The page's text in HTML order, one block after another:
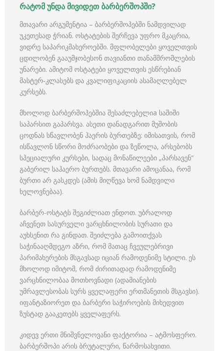
რატომ უნდა მივიდეთ ბარბერშოპში?
მთავარი არგუმენტია – ბარბერშოპებში ნამდვილად
უკეთესად ჭრიან. ოსტატების შერჩევა უფრო მკაცრია,
ვიდრე საპარიკმახეროებში. მფლობელები ყოველთვის
ცდილობენ გააუმჯობესონ თავიანთი თანამშრომლების
უნარები. ამიტომ ოსტატები ყოველთვის ესწრებიან
მასტერ-კლასებს და კვალიფიკაციის ასამაღლებელ
კურსებს.
მხოლოდ ბარბერშოპებშია შესაძლებელიa საშიში
საპარსით გაპარსვა. ასეთი დანადგარით მუშობის
ცოდნას სწავლობენ ჰაერის ბურთებზე: იმისათვის, რომ
ისწავლონ სწორი მოძრაობები და ზეწოლა, არსებობს
სპეციალური კურსები, სადაც მონაწილეები „პარსავენ“
გაბერილ საჰაერო ბურთებს. მთავარი ამოცანაა, რომ
ბურთი არ გასკდეს (ამის მიღწევა ხომ ნამდვილი
ხელოვნებაა).
ბარბერ-ოსტატს შეგიძლიათ ენდოთ. უბრალოდ
აჩვენეთ სასურველი ვარცხნილობის სურათი და
აუხსენით რა გინდათ. შეიძლება გამოითქვას
საჭინააღმდეგო აზრი, რომ მათაც ჩვეულებრივი
პარიმახერების მსგავსად იციან რამოდენიმე სტილი. ეს
მხოლოდ იმიტომ, რომ ძირითადად რამოდენიმე
ვარცხნილობაა მოთხოვნადი (ადამიანების
უმრავლესობას სურს ყველაფერი ერთმანეთის მსგავსი).
იფანტაზიორეთ და ბარბერი საჭიროების მიხედვით
ზუსტად გააკეთებს ყველაფერს.
კიდევ ერთი მნიშვნელოვანი ფაქტორია – ატმოსფერო.
ბარბერშოპი არის ბრუტალური, წარმოსახვითი.